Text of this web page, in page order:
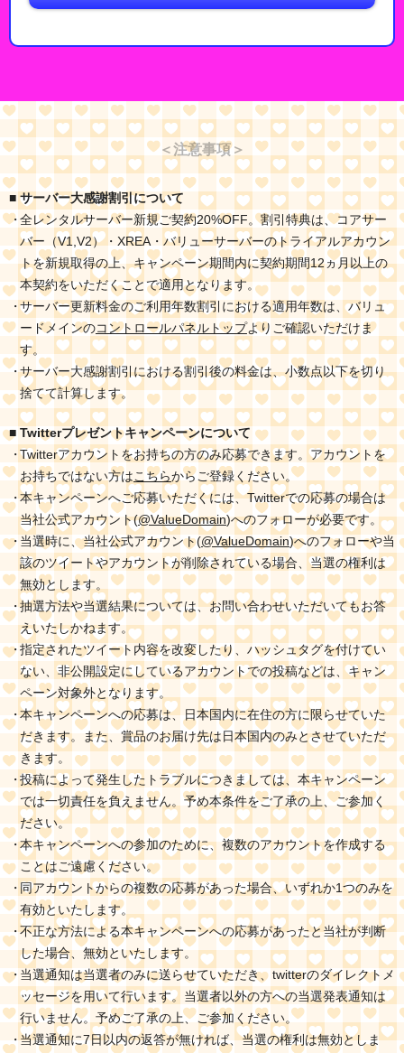
＜注意事項＞
■ サーバー大感謝割引について
全レンタルサーバー新規ご契約20%OFF。割引特典は、コアサー
バー（V1,V2）・XREA・バリューサーバーのトライアルアカウン
トを新規取得の上、キャンペーン期間内に契約期間12ヵ月以上の
本契約をいただくことで適用となります。
サーバー更新料金のご利用年数割引における適用年数は、バリュ
ードメインのコントロールパネルトップよりご確認いただけま
す。
サーバー大感謝割引における割引後の料金は、小数点以下を切り
捨てて計算します。
■ Twitterプレゼントキャンペーンについて
Twitterアカウントをお持ちの方のみ応募できます。アカウントを
お持ちではない方はこちらからご登録ください。
本キャンペーンへご応募いただくには、Twitterでの応募の場合は
当社公式アカウント(@ValueDomain)へのフォローが必要です。
当選時に、当社公式アカウント(@ValueDomain)へのフォローや当
該のツイートやアカウントが削除されている場合、当選の権利は
無効とします。
抽選方法や当選結果については、お問い合わせいただいてもお答
えいたしかねます。
指定されたツイート内容を改変したり、ハッシュタグを付けてい
ない、非公開設定にしているアカウントでの投稿などは、キャン
ペーン対象外となります。
本キャンペーンへの応募は、日本国内に在住の方に限らせていた
だきます。また、賞品のお届け先は日本国内のみとさせていただ
きます。
投稿によって発生したトラブルにつきましては、本キャンペーン
では一切責任を負えません。予め本条件をご了承の上、ご参加く
ださい。
本キャンペーンへの参加のために、複数のアカウントを作成する
ことはご遠慮ください。
同アカウントからの複数の応募があった場合、いずれか1つのみを
有効といたします。
不正な方法による本キャンペーンへの応募があったと当社が判断
した場合、無効といたします。
当選通知は当選者のみに送らせていただき、twitterのダイレクトメ
ッセージを用いて行います。当選者以外の方への当選発表通知は
行いません。予めご了承の上、ご参加ください。
当選通知に7日以内の返答が無ければ、当選の権利は無効としま